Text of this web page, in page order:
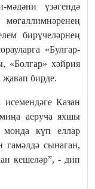
үзәгендә
бирүчеләрнең
«Булгар-
«Болгар» хәйрия
бирде.
Казан
аеруча яхшы
күп еллар
сынаган,
кешеләр”, - дип